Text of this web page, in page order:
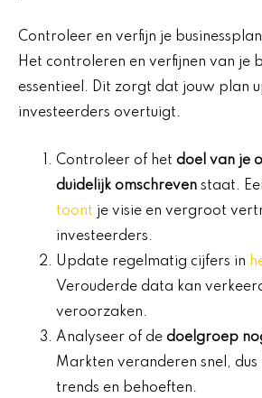
Controleer en verfijn je businessplan
Het controleren en verfijnen van je
essentieel. Dit zorgt dat jouw plan
investeerders overtuigt.
Controleer of het doel van je
duidelijk omschreven staat.
toont je visie en vergroot
investeerders.
Update regelmatig cijfers in
Verouderde data kan
veroorzaken.
Analyseer of de doelgroep
Markten veranderen snel, dus
trends en behoeften.